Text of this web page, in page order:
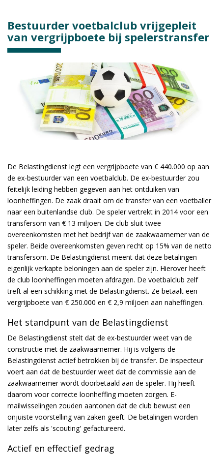
Bestuurder voetbalclub vrijgepleit
van vergrijpboete bij spelerstransfer
De Belastingdienst legt een vergrijpboete van € 440.000 op aan
de ex-bestuurder van een voetbalclub. De ex-bestuurder zou
feitelijk leiding hebben gegeven aan het ontduiken van
loonheffingen. De zaak draait om de transfer van een voetballer
naar een buitenlandse club. De speler vertrekt in 2014 voor een
transfersom van € 13 miljoen. De club sluit twee
overeenkomsten met het bedrijf van de zaakwaarnemer van de
speler. Beide overeenkomsten geven recht op 15% van de netto
transfersom. De Belastingdienst meent dat deze betalingen
eigenlijk verkapte beloningen aan de speler zijn. Hierover heeft
de club loonheffingen moeten afdragen. De voetbalclub zelf
treft al een schikking met de Belastingdienst. Ze betaalt een
vergrijpboete van € 250.000 en € 2,9 miljoen aan naheffingen.
Het standpunt van de Belastingdienst
De Belastingdienst stelt dat de ex-bestuurder weet van de
constructie met de zaakwaarnemer. Hij is volgens de
Belastingdienst actief betrokken bij de transfer. De inspecteur
voert aan dat de bestuurder weet dat de commissie aan de
zaakwaarnemer wordt doorbetaald aan de speler. Hij heeft
daarom voor correcte loonheffing moeten zorgen. E-
mailwisselingen zouden aantonen dat de club bewust een
onjuiste voorstelling van zaken geeft. De betalingen worden
later zelfs als 'scouting' gefactureerd.
Actief en effectief gedrag